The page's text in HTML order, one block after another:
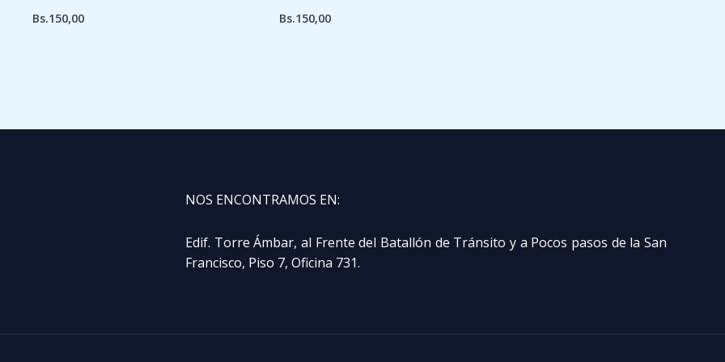
Bs.150,00 Bs.150,00
NOS ENCONTRAMOS EN:
Edif. Torre Ámbar, al Frente del Batallón de Tránsito y a Pocos pasos de la San
Francisco, Piso 7, Oficina 731.